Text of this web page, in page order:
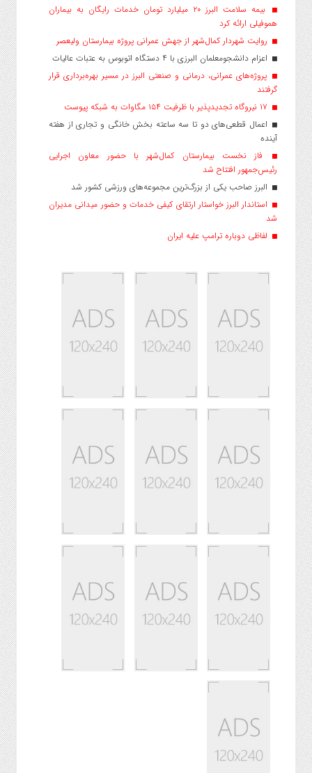
بیمه سلامت البرز ۲۰ میلیارد تومان خدمات رایگان به بیماران
هموفیلی ارائه کرد
روایت شهردار کمال‌شهر از جهش عمرانی پروژه بیمارستان ولیعصر
اعزام دانشجو‌معلمان البرزی با ۴ دستگاه اتوبوس به عتبات عالیات
پروژه‌های عمرانی، درمانی و صنعتی البرز در مسیر بهره‌برداری قرار
گرفتند
اعمال قطعی‌های دو تا سه ساعته بخش خانگی و تجاری از هفته
آینده
فاز نخست بیمارستان کمال‌شهر با حضور معاون اجرایی
رئیس‌جمهور افتتاح شد
البرز صاحب یکی از بزرگ‌ترین مجموعه‌های ورزشی کشور شد
استاندار البرز خواستار ارتقای کیفی خدمات و حضور میدانی مدیران
شد
لفاظی دوباره ترامپ علیه ایران